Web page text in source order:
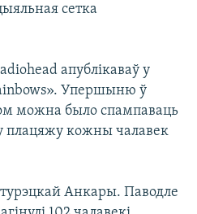
сетка
апублікаваў у
Упершыню ў
можна было спампаваць
кожны чалавек
турэцкай Анкары. Паводле